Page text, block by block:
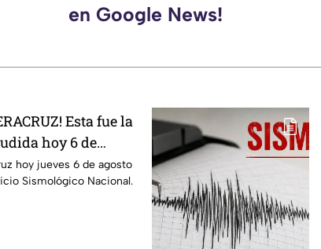
en Google News!
Esta fue la
hoy 6 de
hoy jueves 6 de agosto
Sismológico Nacional.